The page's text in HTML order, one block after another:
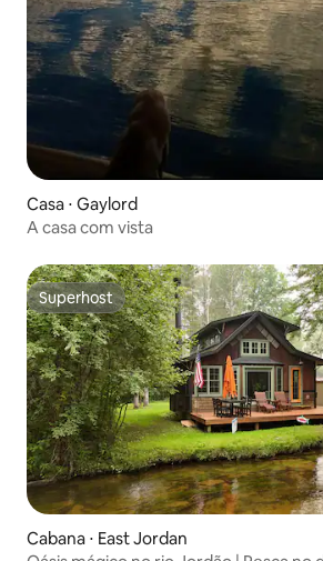
Casa ⋅ Gaylord
A casa com vista
Superhost
Superhost
Cabana ⋅ East Jordan